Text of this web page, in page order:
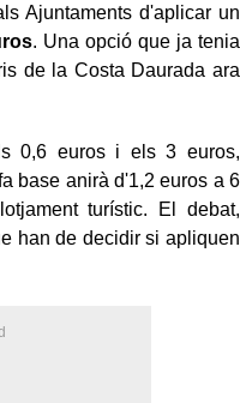
Ajuntaments d'aplicar un
. Una opció que ja tenia
de la Costa Daurada ara
0,6 euros i els 3 euros,
base anirà d'1,2 euros a 6
turístic. El debat,
han de decidir si apliquen